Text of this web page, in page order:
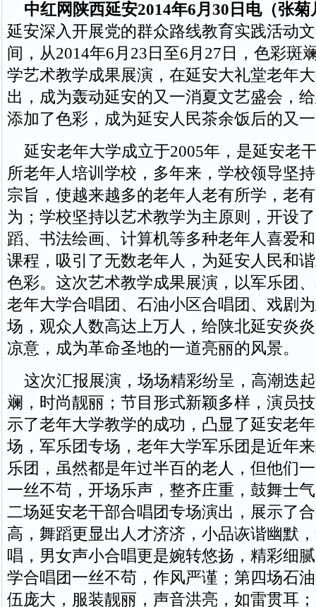
中红网陕西延安2014年6月30日电（张菊
延安深入开展党的群众路线教育实践活动
间，从2014年6月23日至6月27日，色彩斑
学艺术教学成果展演，在延安大礼堂老年
出，成为轰动延安的又一消夏文艺盛会，
添加了色彩，成为延安人民茶余饭后的又
延安老年大学成立于2005年，是延安老
所老年人培训学校，多年来，学校领导坚
宗旨，使越来越多的老年人老有所学，老
为；学校坚持以艺术教学为主原则，开设
蹈、书法绘画、计算机等多种老年人喜爱
课程，吸引了无数老年人，为延安人民和
色彩。这次艺术教学成果展演，以军乐团
老年大学合唱团、石油小区合唱团、戏剧
场，观众人数高达上万人，给陕北延安炎
凉意，成为革命圣地的一道亮丽的风景。
这次汇报展演，场场精彩纷呈，高潮迭
斓，时尚靓丽；节目形式新颖多样，演员
示了老年大学教学的成功，凸显了延安老
场，军乐团专场，老年大学军乐团是近年
乐团，虽然都是年过半百的老人，但他们
一丝不苟，开场乐声，整齐庄重，鼓舞士
二场延安老干部合唱团专场演出，展示了
高，舞蹈更显出人才济济，小品诙谐幽默
唱，男女声小合唱更是婉转悠扬，精彩细
学合唱团一丝不苟，作风严谨；第四场石
伍庞大，服装靓丽，声音洪亮，如雷贯耳